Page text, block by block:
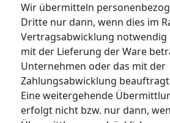
Wir übermitteln
Dritte nur dann, wenn dies im
Vertragsabwicklung notwendig
mit der Lieferung der Ware
Unternehmen oder das mit der
Zahlungsabwicklung
Eine weitergehende
erfolgt nicht bzw. nur dann,